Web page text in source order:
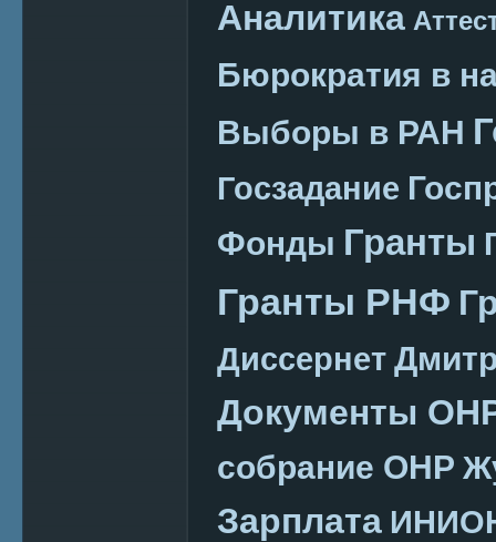
Аналитика
Бюрократия в
Выборы в РАН
Госзадание
Фонды Гранты
Гранты РНФ
Диссернет
Документы
собрание ОНР
Зарплата